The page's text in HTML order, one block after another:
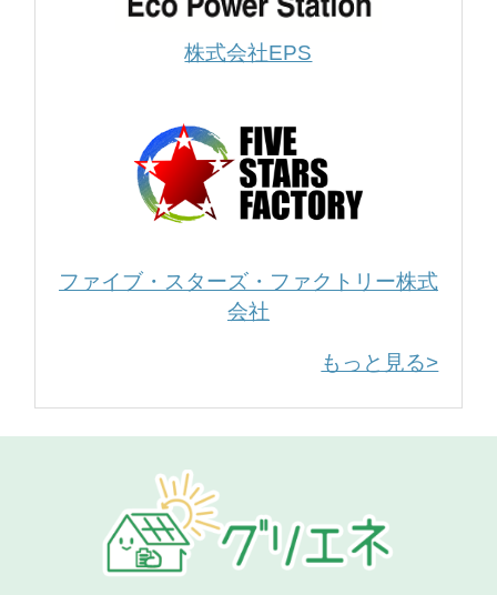
株式会社EPS
ファイブ・スターズ・ファクトリー株式
会社
もっと見る>